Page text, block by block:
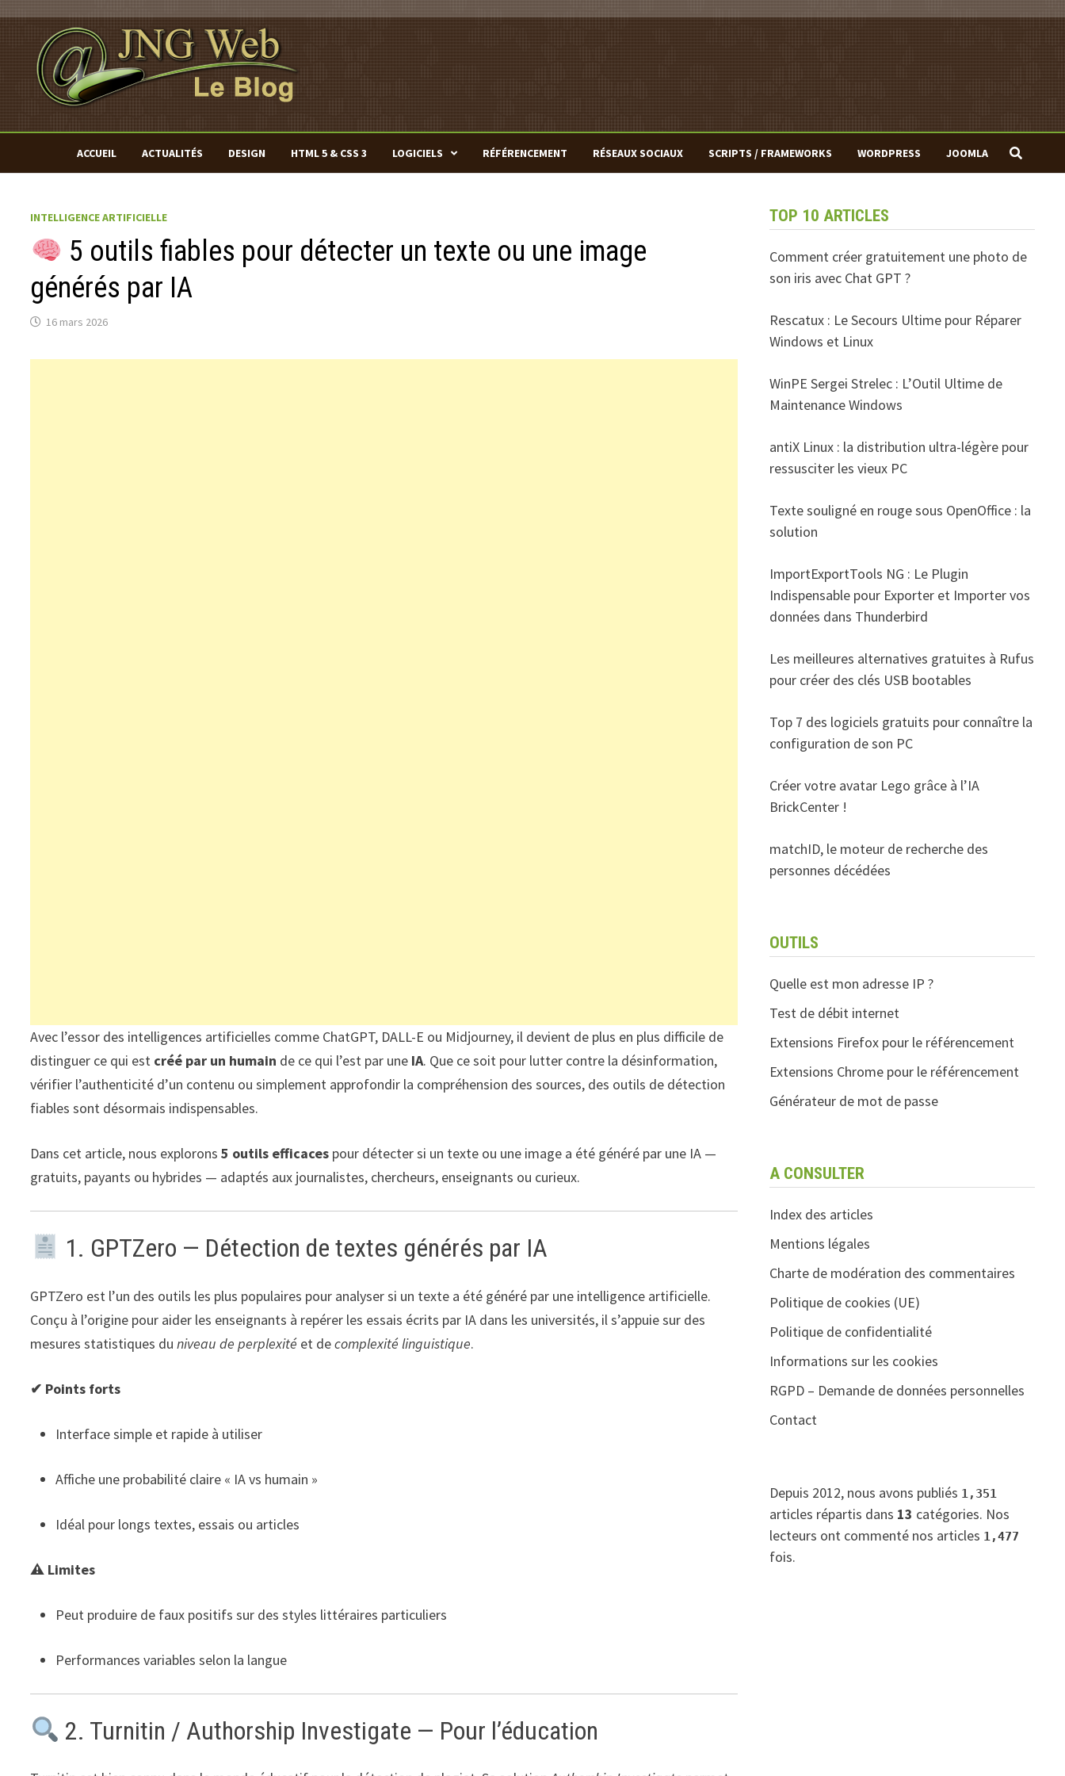
contenu
ACCUEIL ACTUALITÉS DESIGN HTML 5 & CSS 3 LOGICIELS RÉFÉRENCEMENT RÉSEAUX SOCIAUX SCRIPTS / FRAMEWORKS WORDPRESS JOOMLA
INTELLIGENCE ARTIFICIELLE
5 outils fiables pour détecter un texte ou une image
générés par IA
16 mars 2026
Avec l’essor des intelligences artificielles comme ChatGPT, DALL-E ou Midjourney, il devient de plus en plus difficile de
distinguer ce qui est créé par un humain de ce qui l’est par une IA. Que ce soit pour lutter contre la désinformation,
vérifier l’authenticité d’un contenu ou simplement approfondir la compréhension des sources, des outils de détection
fiables sont désormais indispensables.
Dans cet article, nous explorons5 outils efficaces pour détecter si un texte ou une image a été généré par une IA —
gratuits, payants ou hybrides — adaptés aux journalistes, chercheurs, enseignants ou curieux.
1. GPTZero — Détection de textes générés par IA
GPTZero est l’un des outils les plus populaires pour analyser si un texte a été généré par une intelligence artificielle.
Conçu à l’origine pour aider les enseignants à repérer les essais écrits par IA dans les universités, il s’appuie sur des
mesures statistiques duniveau de perplexité et decomplexité linguistique.
✔ Points forts
Interface simple et rapide à utiliser
Affiche une probabilité claire « IA vs humain »
Idéal pour longs textes, essais ou articles
⚠ Limites
Peut produire de faux positifs sur des styles littéraires particuliers
Performances variables selon la langue
2. Turnitin / Authorship Investigate — Pour l’éducation
TOP 10 ARTICLES
Comment créer gratuitement une photo de
son iris avec Chat GPT ?
Rescatux : Le Secours Ultime pour Réparer
Windows et Linux
WinPE Sergei Strelec : L’Outil Ultime de
Maintenance Windows
antiX Linux : la distribution ultra-légère pour
ressusciter les vieux PC
Texte souligné en rouge sous OpenOffice : la
solution
ImportExportTools NG : Le Plugin
Indispensable pour Exporter et Importer vos
données dans Thunderbird
Les meilleures alternatives gratuites à Rufus
pour créer des clés USB bootables
Top 7 des logiciels gratuits pour connaître la
configuration de son PC
Créer votre avatar Lego grâce à l’IA
BrickCenter !
matchID, le moteur de recherche des
personnes décédées
OUTILS
Quelle est mon adresse IP ?
Test de débit internet
Extensions Firefox pour le référencement
Extensions Chrome pour le référencement
Générateur de mot de passe
A CONSULTER
Index des articles
Mentions légales
Charte de modération des commentaires
Politique de cookies (UE)
Politique de confidentialité
Informations sur les cookies
RGPD – Demande de données personnelles
Contact
Depuis 2012, nous avons publiés 1,351
articles répartis dans 13 catégories. Nos
lecteurs ont commenté nos articles 1,477
fois.